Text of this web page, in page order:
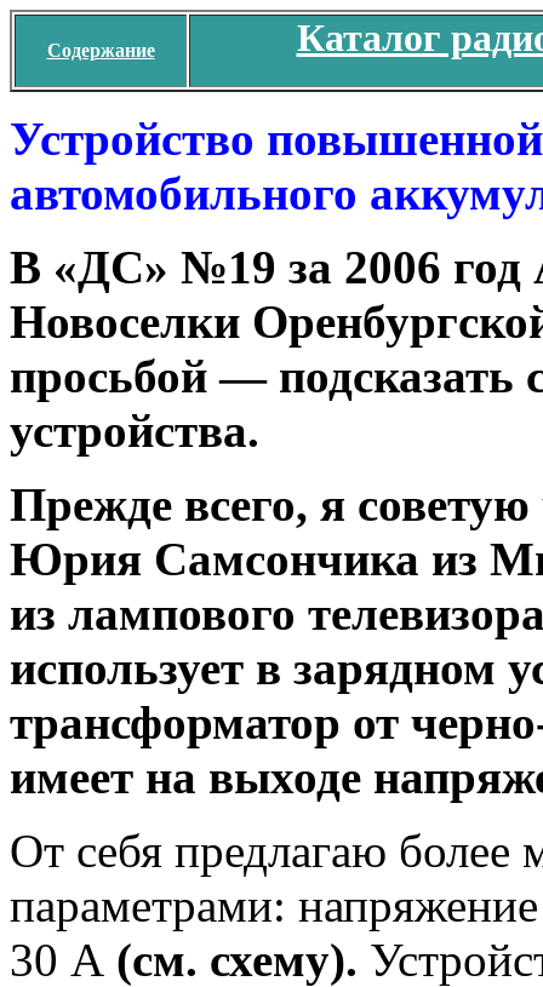
Содержание Каталог
Устройство
автомобильного
В «ДС» №19 за 2006
Новоселки
просьбой — подсказать
устройства.
Прежде всего, я
Юрия Самсончика из
из лампового
использует в зарядном
трансформатор от
имеет на выходе
От себя предлагаю
параметрами:
30 А (см. схему).